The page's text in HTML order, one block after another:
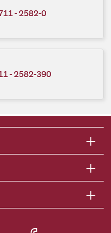
- 2582-0
- 2582-390